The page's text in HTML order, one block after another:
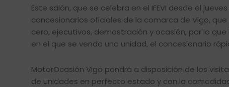
Este salón, que se celebra en el IFEVI desde el
concesionarios oficiales de la comarca de Vigo,
cero, ejecutivos, demostración y ocasión, por lo
en el que se venda una unidad, el concesionario
MotorOcasión Vigo pondrá a disposición de los
de unidades en perfecto estado y con la